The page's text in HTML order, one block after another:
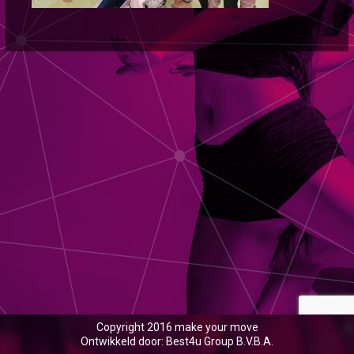
Copyright 2016 make your move
Ontwikkeld door: Best4u Group B.V.B.A.